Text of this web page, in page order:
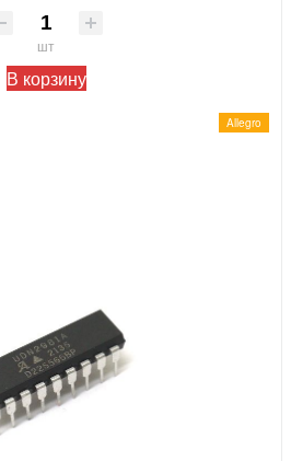
шт
В корзину
Allegro